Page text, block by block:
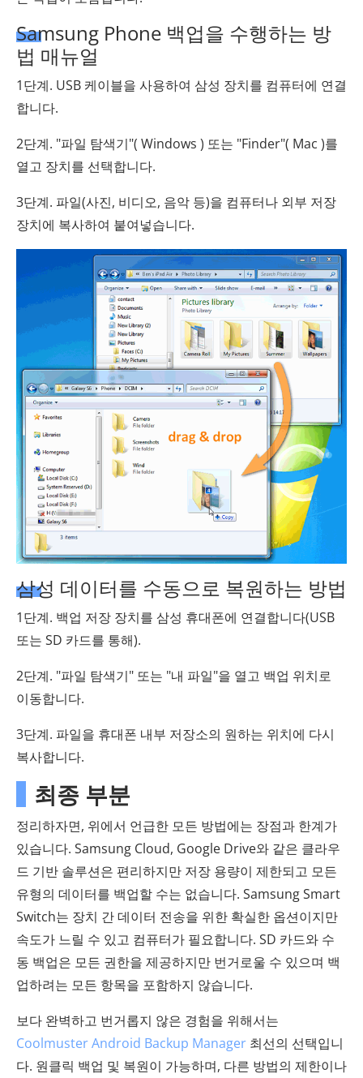
Samsung Phone 백업을 수행하는 방
법 매뉴얼
1단계. USB 케이블을 사용하여 삼성 장치를 컴퓨터에 연결
합니다.
2단계. "파일 탐색기"( Windows ) 또는 "Finder"( Mac )를
열고 장치를 선택합니다.
3단계. 파일(사진, 비디오, 음악 등)을 컴퓨터나 외부 저장
장치에 복사하여 붙여넣습니다.
삼성 데이터를 수동으로 복원하는 방법
1단계. 백업 저장 장치를 삼성 휴대폰에 연결합니다(USB
또는 SD 카드를 통해).
2단계. "파일 탐색기" 또는 "내 파일"을 열고 백업 위치로
이동합니다.
3단계. 파일을 휴대폰 내부 저장소의 원하는 위치에 다시
복사합니다.
최종 부분
정리하자면, 위에서 언급한 모든 방법에는 장점과 한계가
있습니다. Samsung Cloud, Google Drive와 같은 클라우
드 기반 솔루션은 편리하지만 저장 용량이 제한되고 모든
유형의 데이터를 백업할 수는 없습니다. Samsung Smart
Switch는 장치 간 데이터 전송을 위한 확실한 옵션이지만
속도가 느릴 수 있고 컴퓨터가 필요합니다. SD 카드와 수
동 백업은 모든 권한을 제공하지만 번거로울 수 있으며 백
업하려는 모든 항목을 포함하지 않습니다.
보다 완벽하고 번거롭지 않은 경험을 위해서는
Coolmuster Android Backup Manager 최선의 선택입니
다. 원클릭 백업 및 복원이 가능하며, 다른 방법의 제한이나